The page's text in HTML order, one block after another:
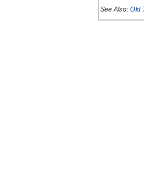
See Also: Old